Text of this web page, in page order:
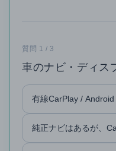
質問 1 / 3
車のナビ・ディス
有線CarPlay /
純正ナビはあるが、